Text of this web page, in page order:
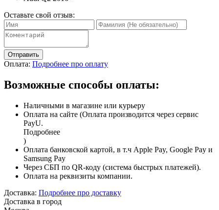
Оставьте свой отзыв:
Отправить
Оплата: Подробнее про оплату
Возможные способы оплаты:
Наличными в магазине или курьеру
Оплата на сайте (Оплата производится через сервис
PayU.
Подробнее
)
Оплата банковской картой, в т.ч Apple Pay, Google Pay и
Samsung Pay
Через СБП по QR-коду (система быстрых платежей).
Оплата на реквизиты компании.
Доставка: Подробнее про доставку
Доставка в город